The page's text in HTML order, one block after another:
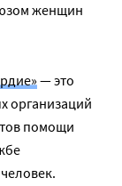
женщин
— это
организаций
помощи